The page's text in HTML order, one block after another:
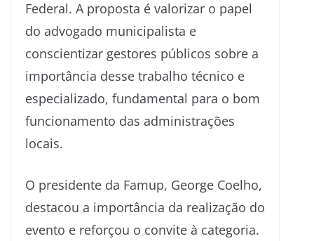
Federal. A proposta é valorizar o papel
do advogado municipalista e
conscientizar gestores públicos sobre a
importância desse trabalho técnico e
especializado, fundamental para o bom
funcionamento das administrações
locais.
O presidente da Famup, George Coelho,
destacou a importância da realização do
evento e reforçou o convite à categoria.